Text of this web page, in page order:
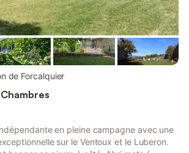
de Forcalquier
en pleine campagne avec une
sur le Ventoux et le Luberon.